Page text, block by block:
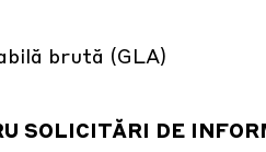
brută (GLA)
SOLICITĂRI DE